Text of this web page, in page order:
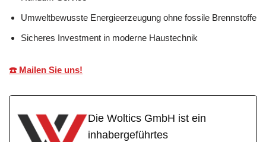
Umweltbewusste Energieerzeugung ohne fossile Brennstoffe
Sicheres Investment in moderne Haustechnik
☎️ Mailen Sie uns!
Die Woltics GmbH ist ein
inhabergeführtes